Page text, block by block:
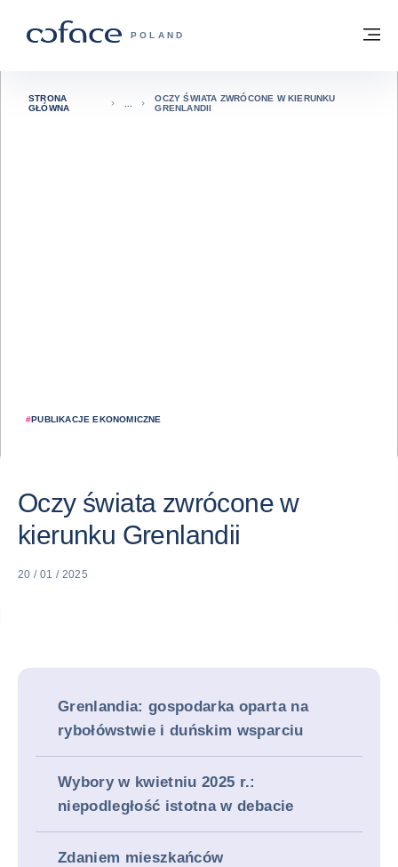
COFACE FOR TRADE - STRONA
POLAND
Powrót do strony głównej
#PUBLIKACJE EKONOMICZNE
STRONA
GŁÓWNA
OCZY ŚWIATA ZWRÓCONE W KIERUNKU
GRENLANDII
Oczy świata zwrócone w
kierunku Grenlandii
20 / 01 / 2025
Grenlandia: gospodarka oparta na
rybołówstwie i duńskim wsparciu
Wybory w kwietniu 2025 r.:
niepodległość istotna w debacie
Zdaniem mieszkańców